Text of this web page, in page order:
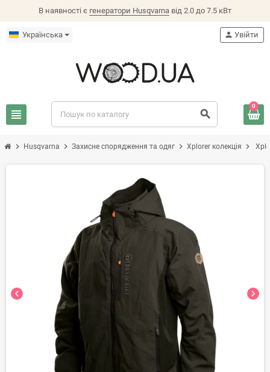
В наявності є генератори Husqvarna від 2.0 до 7.5 кВт
Українська
view_headline search
person Увійти
0
chevron_right Husqvarna chevron_right Захисне спорядження та одяг chevron_right Xplorer колекція chevron_right
chevron_left chevron_right